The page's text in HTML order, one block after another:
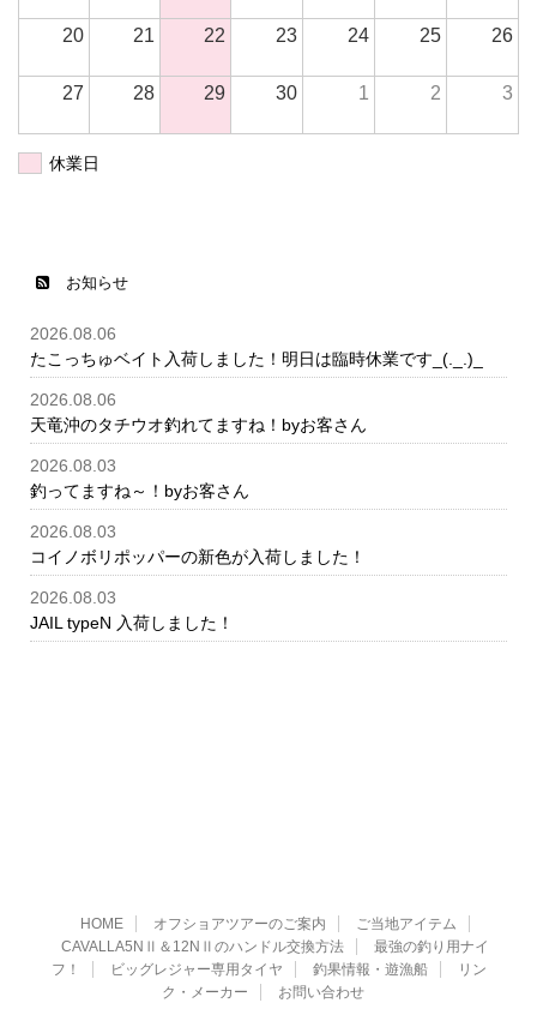
20 21 22 23 24 25 26
27 28 29 30 1 2 3
休業日
お知らせ
2026.08.06
たこっちゅベイト入荷しました！明日は臨時休業です_(._.)_
2026.08.06
天竜沖のタチウオ釣れてますね！byお客さん
2026.08.03
釣ってますね～！byお客さん
2026.08.03
コイノボリポッパーの新色が入荷しました！
2026.08.03
JAIL typeN 入荷しました！
HOME オフショアツアーのご案内
ご当地アイテム
CAVALLA5NⅡ＆12NⅡのハンドル交換方法
最強の釣り用ナイ
フ！
ビッグレジャー専用タイヤ 釣果情報・遊漁船
リン
ク・メーカー
お問い合わせ